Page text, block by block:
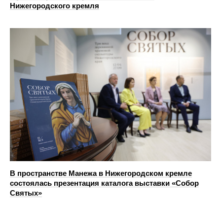
Нижегородского кремля
В пространстве Манежа в Нижегородском кремле
состоялась презентация каталога выставки «Собор
Святых»